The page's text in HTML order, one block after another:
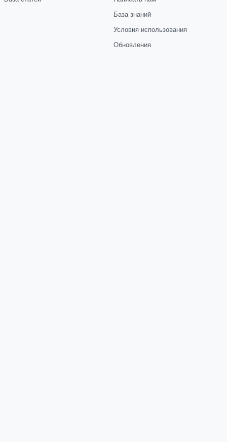
База знаний
Условия использования
Обновления